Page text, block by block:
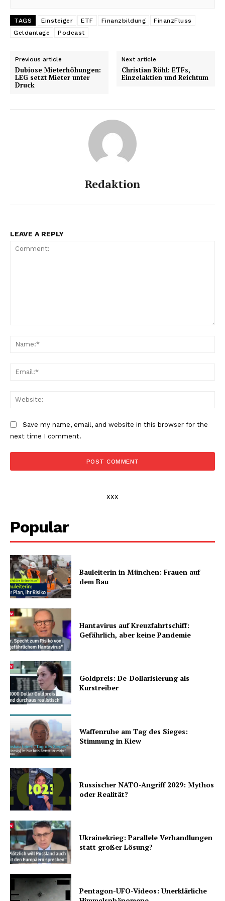
TAGS Einsteiger ETF Finanzbildung
FinanzFluss
Geldanlage
Podcast
Previous article
Dubiose Mieterhöhungen:
LEG setzt Mieter unter
Druck
Next article
Christian Röhl: ETFs,
Einzelaktien und Reichtum
Redaktion
LEAVE A REPLY
Save my name, email, and website in this browser for the
next time I comment.
xxx
Popular
Bauleiterin in München: Frauen auf
dem Bau
Hantavirus auf Kreuzfahrtschiff:
Gefährlich, aber keine Pandemie
Goldpreis: De-Dollarisierung als
Kurstreiber
Waffenruhe am Tag des Sieges:
Stimmung in Kiew
Russischer NATO-Angriff 2029: Mythos
oder Realität?
Ukrainekrieg: Parallele Verhandlungen
statt großer Lösung?
Pentagon-UFO-Videos: Unerklärliche